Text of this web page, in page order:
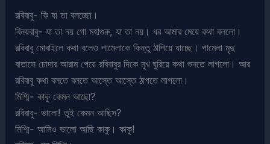
রবিবাবু- কি যা তা বলচ্ছো।
বিনয়বাবু- যা তা নয় গো মহাগুরু, যা তা নয়। ধর আমার মেয়ে কথা বললো।
রবিবাবু মোবাইলে কথা বলেও পামেলাকে কিন্তু ঠাপিয়ে যাচ্ছে। পামেলা মৃদু
বাতাসে চোদার আরাম পেয়ে রবিবাবুর দিকে মুখ ঘুরিয়ে কথা শুনতে লাগলো। আর
রবিবাবু কথা বলতে বলতে আস্তে আস্তে ঠাপতে লাগলো।
মিশ্মি- কাকু কেমন আছো?
রবিবাবু- ভালো! তুই কেমন আছিস?
মিশ্মি- আমিও ভালো আছি কাকু। কাকু!